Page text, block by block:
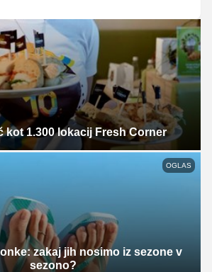
kot 1.300 lokacij Fresh Corner
OGLAS
zakaj jih nosimo iz sezone v
sezono?